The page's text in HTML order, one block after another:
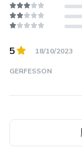
5 18/10/2023
GERFESSON